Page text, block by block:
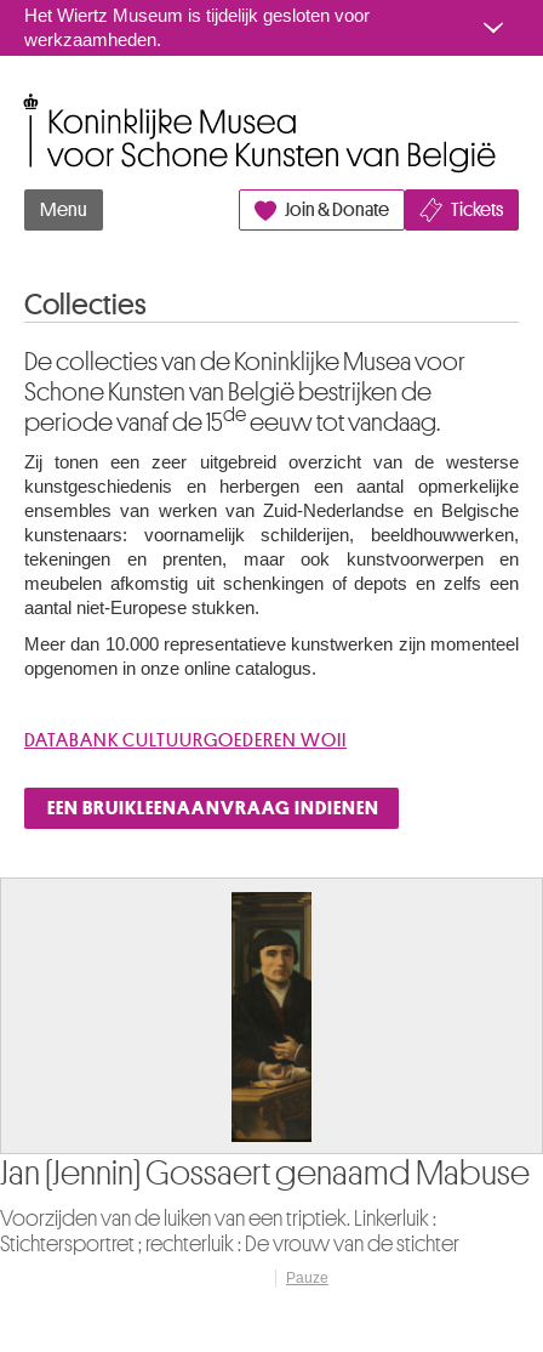
Naar inhoud
Het Wiertz Museum is tijdelijk gesloten voor
werkzaamheden.
Menu Join & Donate Tickets
Collecties
De collecties van de Koninklijke Musea voor
Schone Kunsten van België bestrijken de
periode vanaf de 15deeeuw tot vandaag.
Zij tonen een zeer uitgebreid overzicht van de westerse
kunstgeschiedenis en herbergen een aantal opmerkelijke
ensembles van werken van Zuid-Nederlandse en Belgische
kunstenaars: voornamelijk schilderijen, beeldhouwwerken,
tekeningen en prenten, maar ook kunstvoorwerpen en
meubelen afkomstig uit schenkingen of depots en zelfs een
aantal niet-Europese stukken.
Meer dan 10.000 representatieve kunstwerken zijn momenteel
opgenomen in onze online catalogus.
DATABANK CULTUURGOEDEREN WOII
EEN BRUIKLEENAANVRAAG INDIENEN
Gossaert genaamd Mabuse
luiken van een triptiek. Linkerluik :
: De vrouw van de stichter
Francis
De paus met de
Pauze